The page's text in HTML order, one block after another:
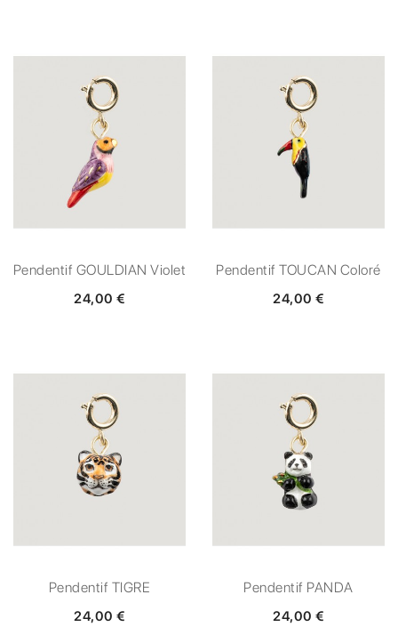
Pendentif GOULDIAN Violet
24,00 €
Pendentif TOUCAN Coloré
24,00 €
Pendentif TIGRE
24,00 €
Pendentif PANDA
24,00 €